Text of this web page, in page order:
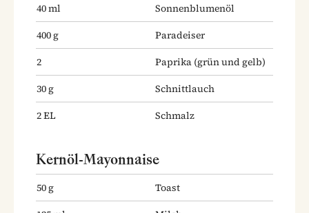
40ml
Sonnenblumenöl
400g
Paradeiser
2
Paprika (grün und gelb)
30g
Schnittlauch
2EL Schmalz
Kernöl-Mayonnaise
50g
Toast